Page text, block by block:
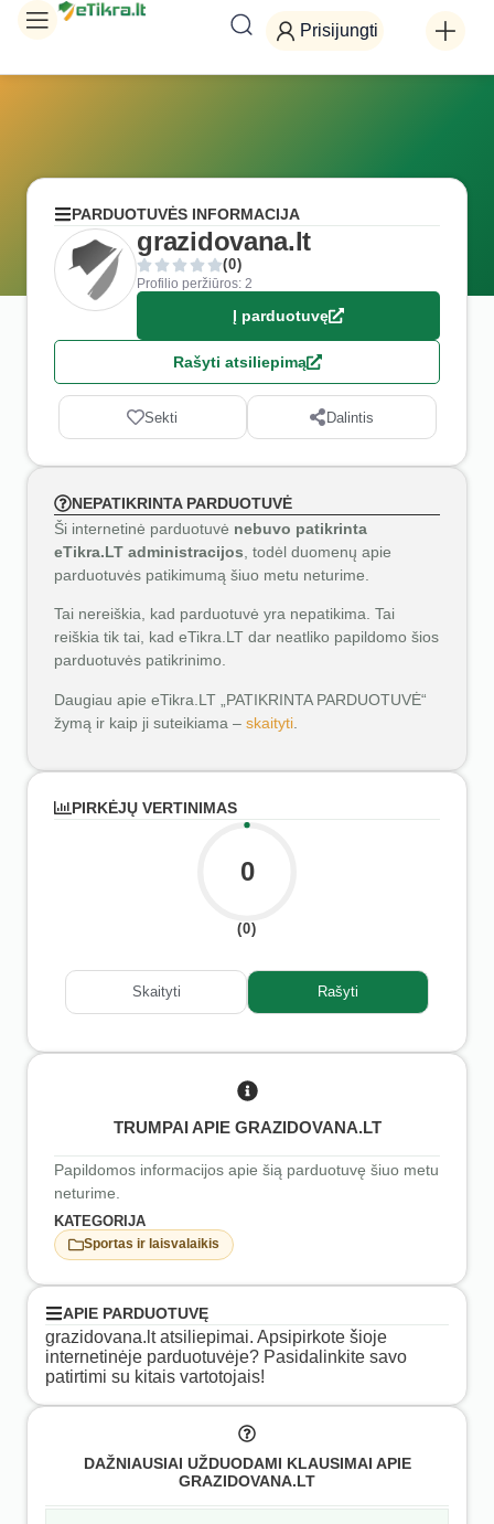
Prisijungti
PARDUOTUVĖS INFORMACIJA
grazidovana.lt
(0)
Profilio peržiūros: 2
Į parduotuvę
Rašyti atsiliepimą
Sekti Dalintis
NEPATIKRINTA PARDUOTUVĖ
Ši internetinė parduotuvė nebuvo patikrinta
eTikra.LT administracijos , todėl duomenų apie
parduotuvės patikimumą šiuo metu neturime.
Tai nereiškia, kad parduotuvė yra nepatikima. Tai
reiškia tik tai, kad eTikra.LT dar neatliko papildomo šios
parduotuvės patikrinimo.
Daugiau apie eTikra.LT „PATIKRINTA PARDUOTUVĖ“
žymą ir kaip ji suteikiama – skaityti
PIRKĖJŲ VERTINIMAS
0
(0)
Skaityti Rašyti
TRUMPAI APIE GRAZIDOVANA.LT
Papildomos informacijos apie šią parduotuvę šiuo metu
neturime.
KATEGORIJA
Sportas ir laisvalaikis
APIE PARDUOTUVĘ
grazidovana.lt atsiliepimai. Apsipirkote šioje
internetinėje parduotuvėje? Pasidalinkite savo
patirtimi su kitais vartotojais!
DAŽNIAUSIAI UŽDUODAMI KLAUSIMAI APIE
GRAZIDOVANA.LT